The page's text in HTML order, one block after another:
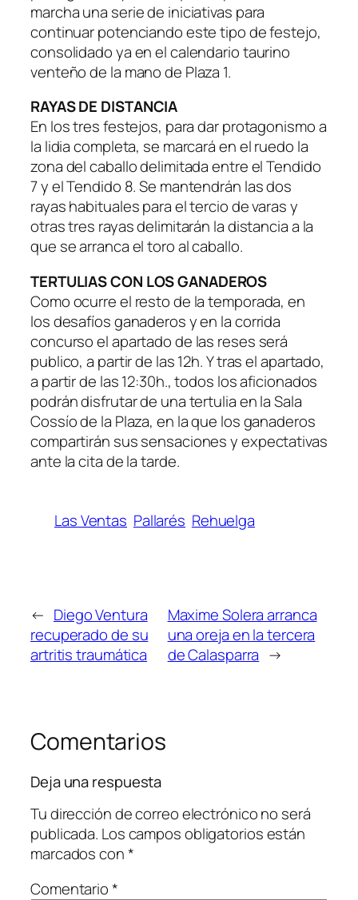
marcha una serie de iniciativas para
continuar potenciando este tipo de festejo,
consolidado ya en el calendario taurino
venteño de la mano de Plaza 1.
RAYAS DE DISTANCIA
En los tres festejos, para dar protagonismo a
la lidia completa, se marcará en el ruedo la
zona del caballo delimitada entre el Tendido
7 y el Tendido 8. Se mantendrán las dos
rayas habituales para el tercio de varas y
otras tres rayas delimitarán la distancia a la
que se arranca el toro al caballo.
TERTULIAS CON LOS GANADEROS
Como ocurre el resto de la temporada, en
los desafíos ganaderos y en la corrida
concurso el apartado de las reses será
publico, a partir de las 12h. Y tras el apartado,
a partir de las 12:30h., todos los aficionados
podrán disfrutar de una tertulia en la Sala
Cossío de la Plaza, en la que los ganaderos
compartirán sus sensaciones y expectativas
ante la cita de la tarde.
Las Ventas Pallarés Rehuelga
← Diego Ventura
recuperado de su
artritis traumática
Maxime Solera arranca
una oreja en la tercera
de Calasparra →
Comentarios
Deja una respuesta
Tu dirección de correo electrónico no será
publicada. Los campos obligatorios están
marcados con*
Comentario*